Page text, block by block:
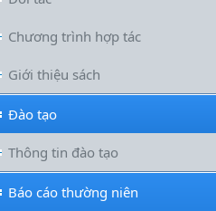
Chương trình hợp tác
Giới thiệu sách
Đào tạo
Thông tin đào tạo
Báo cáo thường niên
Nguyễn Huy Thiệp: Thiên nhiên
(Một khía cạnh của mã văn hóa
Viện Văn học đồng chủ trì buổi Lễ
mạc trưng bày “Kết nối truyền
vững bước tương lai”
Khai mạc trưng bày “Kết nối